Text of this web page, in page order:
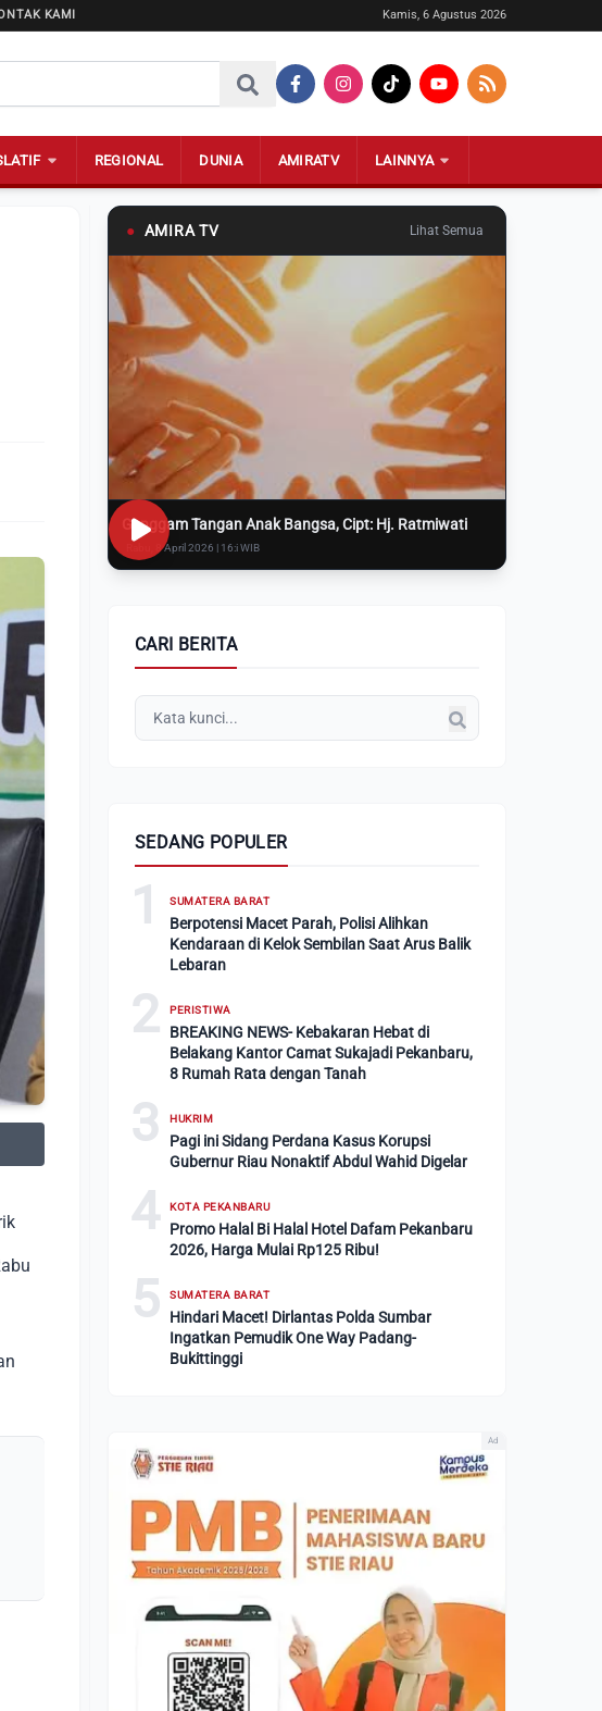
KAMI Kamis, 6 Agustus 2026
REGIONAL DUNIA AMIRATV LAINNYA
● AMIRA TV Lihat Semua
Genggam Tangan Anak Bangsa, Cipt: Hj. Ratmiwati
Rabu, 8 April 2026 | 16:i WIB
CARI BERITA
SEDANG POPULER
1 SUMATERA BARAT
Berpotensi Macet Parah, Polisi Alihkan
Kendaraan di Kelok Sembilan Saat Arus Balik
Lebaran
2 PERISTIWA
BREAKING NEWS- Kebakaran Hebat di
Belakang Kantor Camat Sukajadi Pekanbaru,
8 Rumah Rata dengan Tanah
3 HUKRIM
Pagi ini Sidang Perdana Kasus Korupsi
Gubernur Riau Nonaktif Abdul Wahid Digelar
4 KOTA PEKANBARU
Promo Halal Bi Halal Hotel Dafam Pekanbaru
2026, Harga Mulai Rp125 Ribu!
5 SUMATERA BARAT
Hindari Macet! Dirlantas Polda Sumbar
Ingatkan Pemudik One Way Padang-
Bukittinggi
Ad